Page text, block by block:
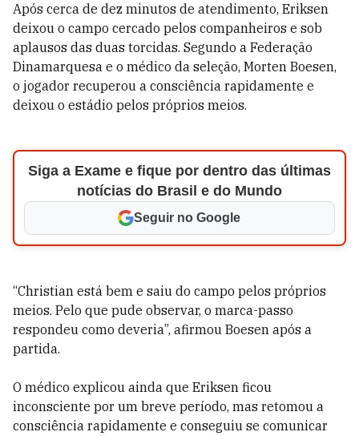
Após cerca de dez minutos de atendimento, Eriksen
deixou o campo cercado pelos companheiros e sob
aplausos das duas torcidas. Segundo a Federação
Dinamarquesa e o médico da seleção, Morten Boesen,
o jogador recuperou a consciência rapidamente e
deixou o estádio pelos próprios meios.
Siga a Exame e fique por dentro das últimas
notícias do Brasil e do Mundo
Seguir no Google
“Christian está bem e saiu do campo pelos próprios
meios. Pelo que pude observar, o marca-passo
respondeu como deveria”, afirmou Boesen após a
partida.
O médico explicou ainda que Eriksen ficou
inconsciente por um breve período, mas retomou a
consciência rapidamente e conseguiu se comunicar